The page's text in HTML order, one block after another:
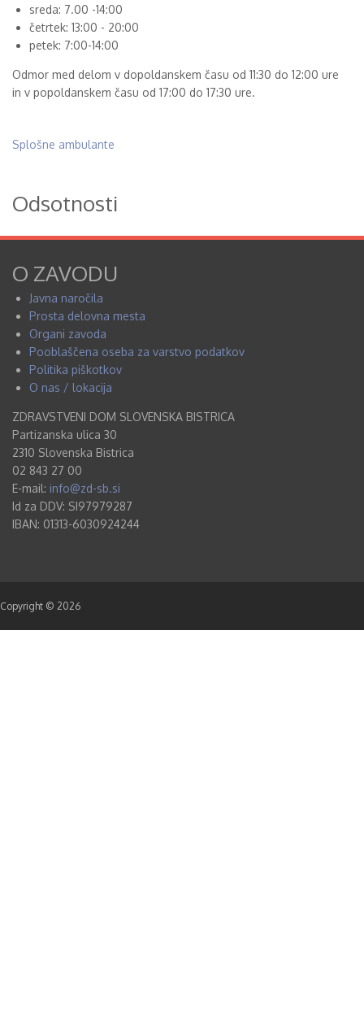
sreda: 7.00 -14:00
četrtek: 13:00 - 20:00
petek: 7:00-14:00
Odmor med delom v dopoldanskem času od 11:30 do 12:00 ure
in v popoldanskem času od 17:00 do 17:30 ure.
Splošne ambulante
Odsotnosti
O ZAVODU
Javna naročila
Prosta delovna mesta
Organi zavoda
Pooblaščena oseba za varstvo podatkov
Politika piškotkov
O nas / lokacija
ZDRAVSTVENI DOM SLOVENSKA BISTRICA
Partizanska ulica 30
2310 Slovenska Bistrica
02 843 27 00
E-mail: info@zd-sb.si
Id za DDV: SI97979287
IBAN: 01313-6030924244
Copyright © 2026